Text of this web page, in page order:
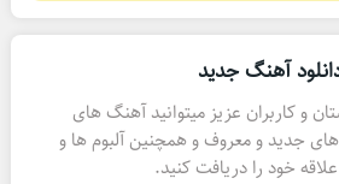
آهنگ جدید
و کاربران عزیز میتوانید آهنگ های
جدید و معروف و همچنین آلبوم ها و
خود را دریافت کنید.